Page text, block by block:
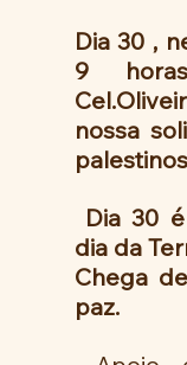
Dia 30 ,
9
nossa
dia da
Chega
paz.